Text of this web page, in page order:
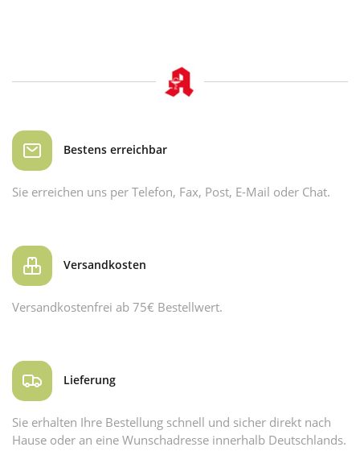
Bestens erreichbar
Sie erreichen uns per Telefon, Fax, Post, E-Mail oder Chat.
Versandkosten
Versandkostenfrei ab 75€ Bestellwert.
Lieferung
Sie erhalten Ihre Bestellung schnell und sicher direkt nach
Hause oder an eine Wunschadresse innerhalb Deutschlands.